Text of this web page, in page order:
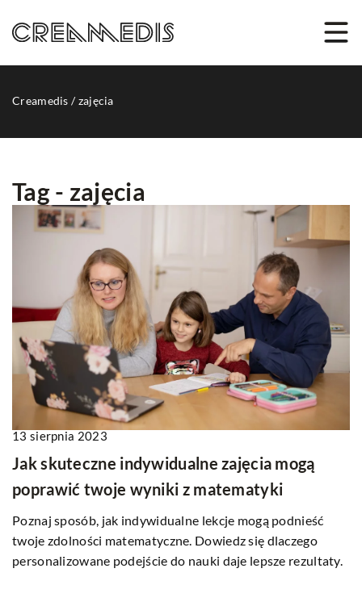
Creamedis /zajęcia
Tag - zajęcia
13 sierpnia 2023
Jak skuteczne indywidualne zajęcia mogą
poprawić twoje wyniki z matematyki
Poznaj sposób, jak indywidualne lekcje mogą podnieść
twoje zdolności matematyczne. Dowiedz się dlaczego
personalizowane podejście do nauki daje lepsze rezultaty.